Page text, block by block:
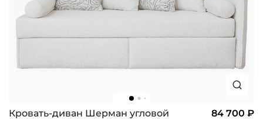
Кровать-диван Шерман угловой 84 700 ₽